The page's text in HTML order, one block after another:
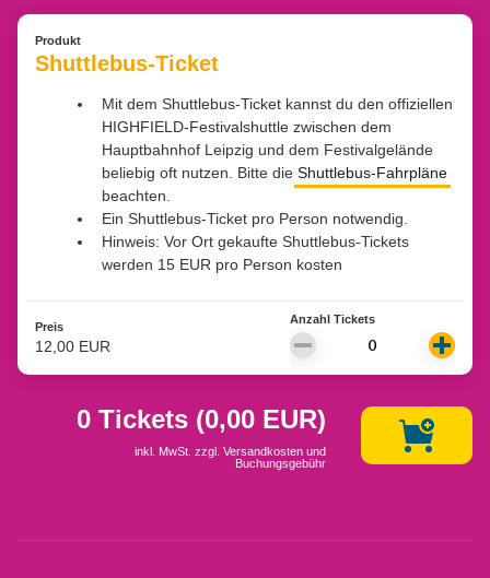
Produkt
Shuttlebus-Ticket
Mit dem Shuttlebus-Ticket kannst du den offiziellen
HIGHFIELD-Festivalshuttle zwischen dem
Hauptbahnhof Leipzig und dem Festivalgelände
beliebig oft nutzen. Bitte die Shuttlebus-Fahrpläne
beachten.
Ein Shuttlebus-Ticket pro Person notwendig.
Hinweis: Vor Ort gekaufte Shuttlebus-Tickets
werden 15 EUR pro Person kosten
Preis
12,00 EUR
Anzahl Tickets
0 Tickets (0,00 EUR)
inkl. MwSt. zzgl. Versandkosten und
Buchungsgebühr